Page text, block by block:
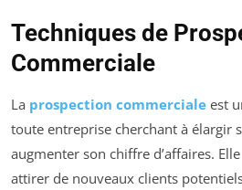
Techniques de
Commerciale
La prospection commerciale est
toute entreprise cherchant à élargir
augmenter son chiffre d’affaires.
attirer de nouveaux clients